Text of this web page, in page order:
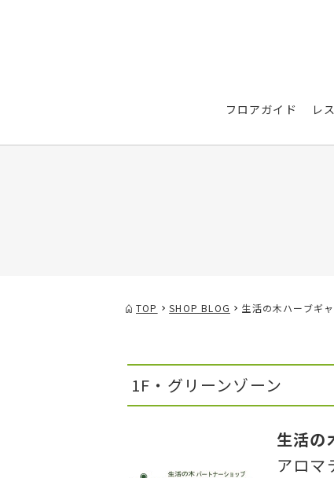
フロアガイド レ
TOP SHOP BLOG 生活の木ハーブギ
1F・グリーンゾーン
生活の
アロマ